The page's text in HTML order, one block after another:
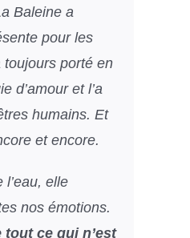
Baleine a
pour les
porté en
d’amour et l’a
humains. Et
et encore.
l’eau, elle
nos émotions.
ce qui n’est